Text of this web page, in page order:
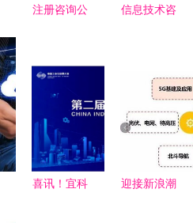
注册咨询公
互联网数据
服务解析
信息技术咨
型的关键支
喜讯！宜科
迎接新浪潮